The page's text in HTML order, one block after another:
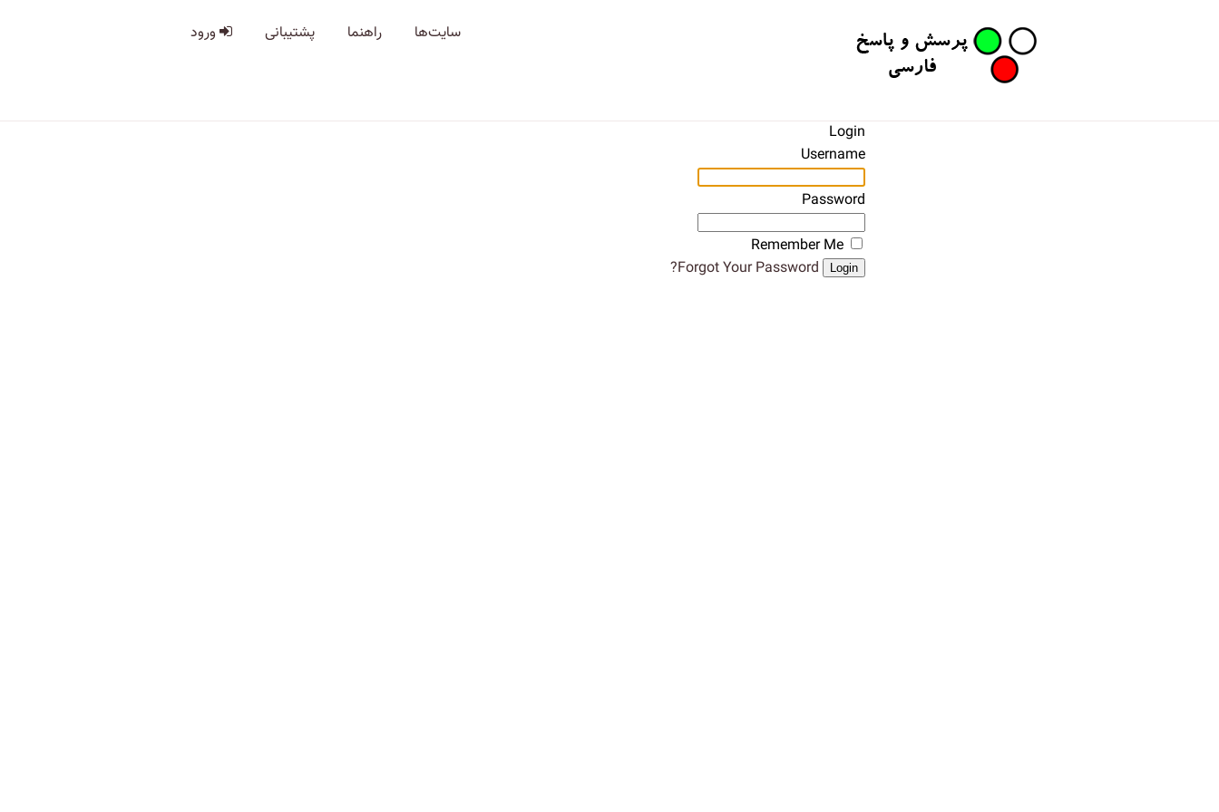
سایت‌ها راهنما پشتیبانی ورود
Login
Username
Password
Remember Me
Login
Forgot Your Password?